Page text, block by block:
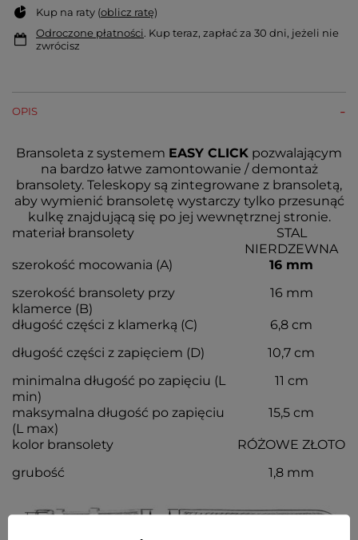
Kup na raty (oblicz ratę)
Odroczone płatności. Kup teraz, zapłać za 30 dni, jeżeli nie
zwrócisz
OPIS
Bransoleta z systemem EASY CLICK pozwalającym
na bardzo łatwe zamontowanie / demontaż
bransolety. Teleskopy są zintegrowane z bransoletą,
aby wymienić bransoletę wystarczy tylko przesunąć
kulkę znajdującą się po jej wewnętrznej stronie.
materiał bransolety
STAL
NIERDZEWNA
szerokość mocowania (A)
16 mm
szerokość bransolety przy
klamerce (B)
16 mm
długość części z klamerką (C)
6,8 cm
długość części z zapięciem (D)
10,7 cm
minimalna długość po zapięciu (L
min)
11 cm
maksymalna długość po zapięciu
(L max)
15,5 cm
kolor bransolety
RÓŻOWE ZŁOTO
grubość
1,8 mm